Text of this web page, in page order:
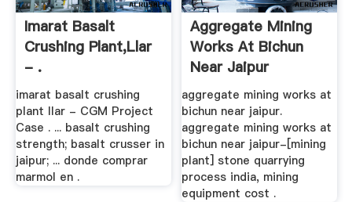
Imarat Basalt
Crushing Plant,llar
- .
imarat basalt crushing
plant llar - CGM Project
Case . ... basalt crushing
strength; basalt crusser in
jaipur; ... donde comprar
marmol en .
Aggregate Mining
Works At Bichun
Near Jaipur
aggregate mining works at
bichun near jaipur.
aggregate mining works at
bichun near jaipur-[mining
plant] stone quarrying
process india, mining
equipment cost .